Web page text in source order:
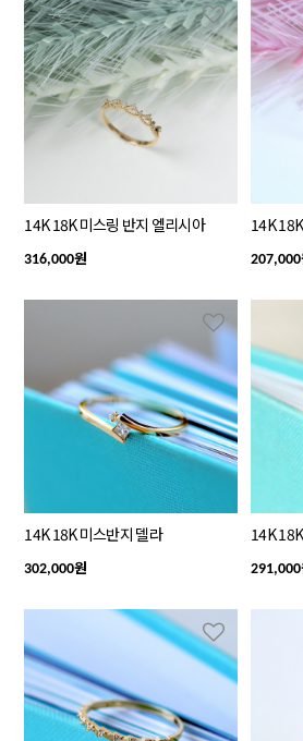
14K 18K 미스링 반지 엘리시아
316,000원
14K
207,000
14K 18K 미스반지 델라
302,000원
14K
291,000